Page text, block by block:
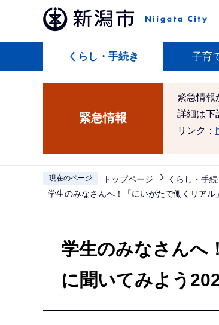
ペ
くらし・手続き 子育
緊急情報
緊急情報
詳細は下
リンク：
現在のページ トップページ くらし・手続
学生のみなさんへ！「にいがたで働くリア
学生のみなさんへ
に聞いてみよう